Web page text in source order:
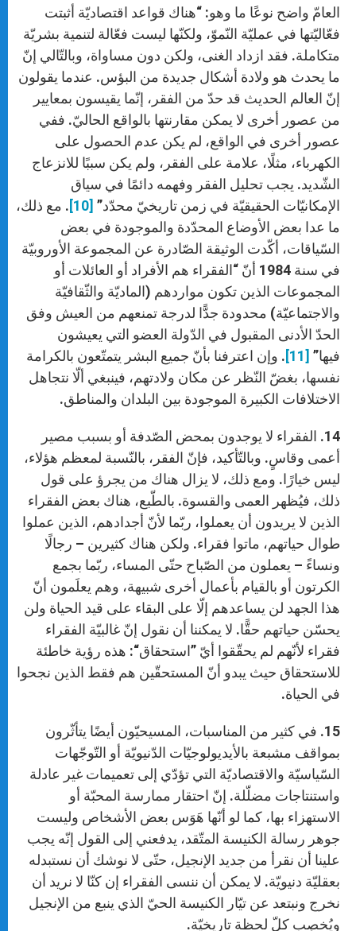
العامّ واضح نوعًا ما وهو: “هناك قواعد اقتصاديّة أثبتت
فعّاليّتها في عمليّة النّموّ، ولكنّها ليست فعّالة لتنمية بشريّة
متكاملة. فقد ازداد الغنى، ولكن دون مساواة، وبالتّالي إنّ
ما يحدث هو ولادة أشكال جديدة من البؤس. عندما يقولون
إنّ العالم الحديث قد حدّ من الفقر، إنّما يقيسون بمعايير
من عصور أخرى لا يمكن مقارنتها بالواقع الحاليّ. ففي
عصور أخرى في الواقع، لم يكن عدم الحصول على
الكهرباء، مثلًا، علامة على الفقر، ولم يكن سببًا للانزعاج
الشّديد. يجب تحليل الفقر وفهمه دائمًا في سياق
الإمكانيّات الحقيقيّة في زمن تاريخيّ محدّد” [10]
. مع ذلك،
ما عدا بعض الأوضاع المحدّدة والموجودة في بعض
السّياقات، أكّدت الوثيقة الصّادرة عن المجموعة الأوروبيّة
في سنة 1984 أنّ “الفقراء هم الأفراد أو العائلات أو
المجموعات الذين تكون مواردهم (الماديّة والثّقافيّة
والاجتماعيّة) محدودة جدًّا لدرجة تمنعهم من العيش وفق
الحدّ الأدنى المقبول في الدّولة العضو التي يعيشون
فيها” [11]
. وإن اعترفنا بأنّ جميع البشر يتمتّعون بالكرامة
نفسها، بغضّ النّظر عن مكان ولادتهم، فينبغي ألّا نتجاهل
الاختلافات الكبيرة الموجودة بين البلدان والمناطق.
14. الفقراء لا يوجدون بمحض الصّدفة أو بسبب مصير
أعمى وقاسٍ. وبالتّأكيد، فإنّ الفقر، بالنّسبة لمعظم هؤلاء،
ليس خيارًا. ومع ذلك، لا يزال هناك من يجرؤ على قول
ذلك، فيُظهر العمى والقسوة. بالطّبع، هناك بعض الفقراء
الذين لا يريدون أن يعملوا، ربّما لأنّ أجدادهم، الذين عملوا
طوال حياتهم، ماتوا فقراء. ولكن هناك كثيرين – رجالًا
ونساءً – يعملون من الصّباح حتّى المساء، ربّما بجمع
الكرتون أو بالقيام بأعمال أخرى شبيهة، وهم يعلَمون أنّ
هذا الجهد لن يساعدهم إلّا على البقاء على قيد الحياة ولن
يحسّن حياتهم حقًّا. لا يمكننا أن نقول إنّ غالبيّة الفقراء
فقراء لأنّهم لم يحقّقوا أيّ ”استحقاق“: هذه رؤية خاطئة
للاستحقاق حيث يبدو أنّ المستحقّين هم فقط الذين نجحوا
في الحياة.
15. في كثير من المناسبات، المسيحيّون أيضًا يتأثّرون
بمواقف مشبعة بالأيديولوجيّات الدّنيويّة أو التّوجّهات
السّياسيّة والاقتصاديّة التي تؤدّي إلى تعميمات غير عادلة
واستنتاجات مضلّلة. إنّ احتقار ممارسة المحبّة أو
الاستهزاء بها، كما لو أنّها هَوَس بعض الأشخاص وليست
جوهر رسالة الكنيسة المتّقد، يدفعني إلى القول إنّه يجب
علينا أن نقرأ من جديد الإنجيل، حتّى لا نوشك أن نستبدله
بعقليّة دنيويّة. لا يمكن أن ننسى الفقراء إن كنّا لا نريد أن
نخرج ونبتعد عن تيّار الكنيسة الحيّ الذي ينبع من الإنجيل
ويُخصِب كلّ لحظة تاريخيّة.